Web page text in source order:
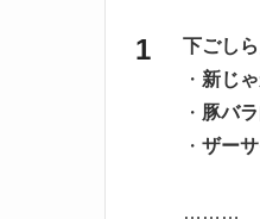
下ごしら
・ 新じ
・ 豚バ
・ ザー
………